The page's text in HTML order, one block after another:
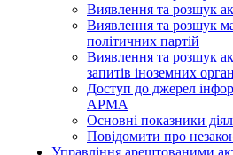
Виявлення та розшук
Виявлення та розшук
політичних партій
Виявлення та розшук
запитів іноземних
Доступ до джерел
АРМА
Основні показники
Повідомити про
Управління арештованими